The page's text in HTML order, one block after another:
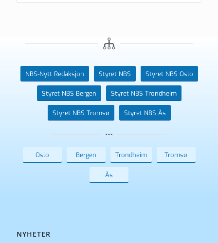
NBS-Nytt Redaksjon Styret NBS Styret NBS Oslo
Styret NBS Bergen Styret NBS Trondheim
Styret NBS Tromsø Styret NBS Ås
Oslo Bergen Trondheim Tromsø
Ås
NYHETER